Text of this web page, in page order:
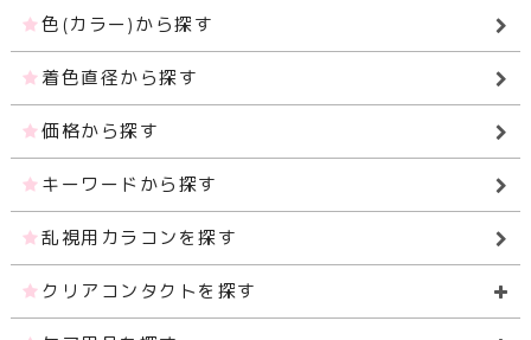
色(カラー)から探す
着色直径から探す
価格から探す
キーワードから探す
乱視用カラコンを探す
クリアコンタクトを探す